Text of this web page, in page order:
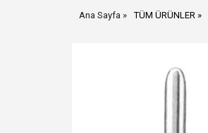
Ana Sayfa TÜM ÜRÜNLER